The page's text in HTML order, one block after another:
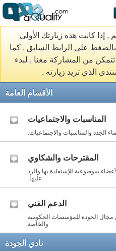
, إذا كانت هذه زيارتك الأولى
بالضغط على الرابط السابق , كما
من المشاركة معنا , لبدء
الذي تريد زيارته .
الأقسام العامة
المناسبات والاجتماعيات
الجدد والمناسبات والاجتماعيات.
المقترحات والشكاوي
بموضوعية للإستفادة بها والرد
عليها.
الدعم الفني
مجال الجودة للمؤسسات الحكومية
والخاصة
نادي الجودة